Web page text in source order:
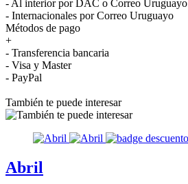
- Al interior por DAC o Correo Uruguayo
- Internacionales por Correo Uruguayo
Métodos de pago
+
- Transferencia bancaria
- Visa y Master
- PayPal
También te puede interesar
Abril